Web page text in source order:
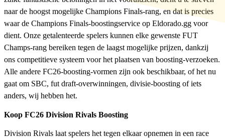
naar de hoogst mogelijke Champions Finals-rang, en dat is precies
waar de Champions Finals-boostingservice op Eldorado.gg voor
dient. Onze getalenteerde spelers kunnen elke gewenste FUT
Champs-rang bereiken tegen de laagst mogelijke prijzen, dankzij
ons competitieve systeem voor het plaatsen van boosting-verzoeken.
Alle andere FC26-boosting-vormen zijn ook beschikbaar, of het nu
gaat om SBC, fut draft-overwinningen, divisie-boosting of iets
anders, wij hebben het.
Koop FC26 Division Rivals Boosting
Division Rivals laat spelers het tegen elkaar opnemen in een race